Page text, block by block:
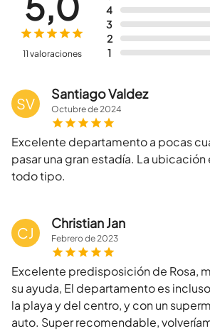
4
3
2
1
11 valoraciones
SV
Santiago Valdez
Octubrede2024
Excelente departamento a pocas
pasar una gran estadía. La
todo tipo.
CJ
Christian Jan
Febrerode2023
Excelente predisposición de Rosa,
su ayuda, El departamento es
la playa y del centro, y con un
auto. Super recomendable,